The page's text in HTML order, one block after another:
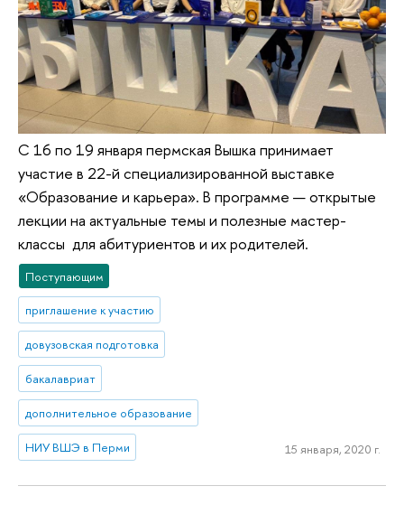
С 16 по 19 января пермская Вышка принимает
участие в 22-й специализированной выставке
«Образование и карьера». В программе — открытые
лекции на актуальные темы и полезные мастер-
классы для абитуриентов и их родителей.
Поступающим
приглашение к участию
довузовская подготовка
бакалавриат
дополнительное образование
НИУ ВШЭ в Перми 15 января, 2020 г.